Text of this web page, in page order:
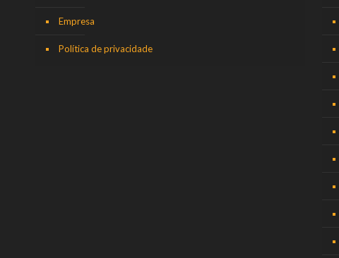
Empresa
Política de privacidade